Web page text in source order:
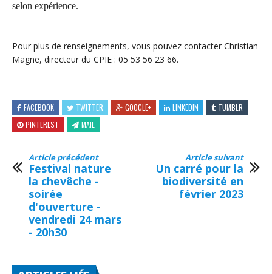
selon expérience.
Pour plus de renseignements, vous pouvez contacter Christian
Magne, directeur du CPIE : 05 53 56 23 66.
FACEBOOK TWITTER GOOGLE+ LINKEDIN
TUMBLR
PINTEREST
MAIL
Article précédent
Festival nature
la chevêche -
soirée
d'ouverture -
vendredi 24 mars
- 20h30
Article suivant
Un carré pour la
biodiversité en
février 2023